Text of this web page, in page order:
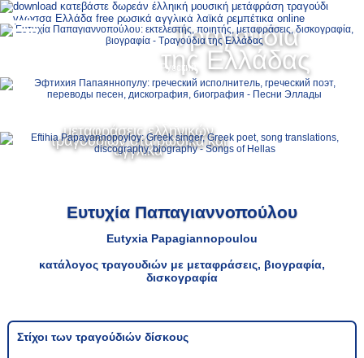
Τραγούδια
της Ελλάδας
μεταφράσεις ελληνικών
τραγουδιών στα ρωσικά και
αγγλικά
Ελληνικά
Русский
Ευτυχία Παπαγιαννοπούλου
Eutyxia Papagiannopoulou
κατάλογος τραγουδιών με μεταφράσεις, βιογραφία,
δισκογραφία
Στίχοι των τραγούδιών δίσκους